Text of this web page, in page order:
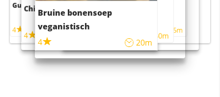
Guacamole
4
Chili con carne
4
Bruine bonensoep
veganistisch
4
20m
Sushi rijstsalade
maaltijdsalade
40m
4 55m